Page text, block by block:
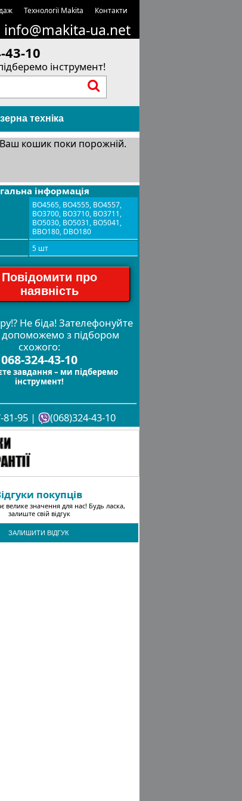
Технології Makita Контакти
info@makita-ua.net
43-10
інструмент!
техніка
Ваш кошик поки порожній.
інформація
BO4565, BO4555, BO4557,
BO3700, BO3710, BO3711,
BO5030, BO5031, BO5041,
BBO180, DBO180
5 шт
Повідомити про
наявність
Не біда! Зателефонуйте
допоможемо з підбором
схожого:
068-324-43-10
завдання – ми підберемо
інструмент!
81-95 | (068)324-43-10
покупців
велике значення для нас! Будь ласка,
залиште свій відгук
ЗАЛИШИТИ ВІДГУК